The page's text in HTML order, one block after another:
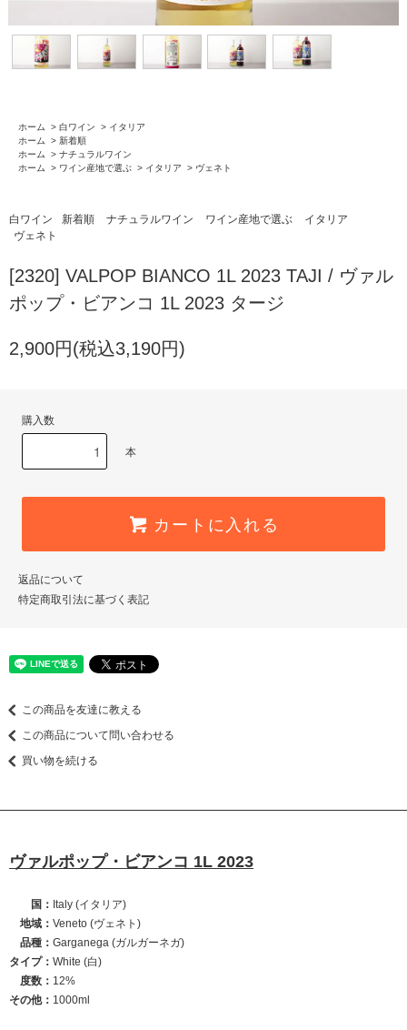
ホーム > 白ワイン > イタリア
ホーム
> 新着順
ホーム
> ナチュラルワイン
ホーム
> ワイン産地で選ぶ > イタリア > ヴェネト
白ワイン 新着順 ナチュラルワイン ワイン産地で選ぶ
イタリア
ヴェネト
[2320] VALPOP BIANCO 1L 2023 TAJI / ヴァル
ポップ・ビアンコ 1L 2023 タージ
2,900円(税込3,190円)
購入数
本
カートに入れる
返品について
特定商取引法に基づく表記
この商品を友達に教える
この商品について問い合わせる
買い物を続ける
ヴァルポップ・ビアンコ 1L 2023
国： Italy (イタリア)
地域： Veneto (ヴェネト)
品種： Garganega (ガルガーネガ)
タイプ： White (白)
度数： 12%
その他： 1000ml